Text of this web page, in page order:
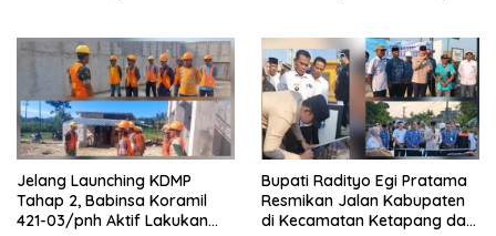
Jelang Launching KDMP
Tahap 2, Babinsa Koramil
421-03/pnh Aktif Lakukan
Bupati Radityo Egi Pratama
Resmikan Jalan Kabupaten
di Kecamatan Ketapang dan